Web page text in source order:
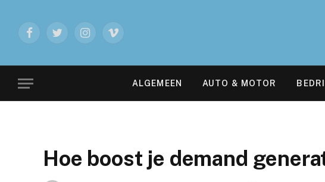
FacebookTwitterInstagramVimeo
ALGEMEEN AUTO & MOTOR
Hoe boost je demand